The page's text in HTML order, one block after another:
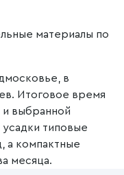
материалы по
в
Итоговое время
и выбранной
типовые
а компактные
месяца.